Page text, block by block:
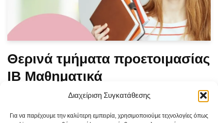
Διαχείριση Συγκατάθεσης
Για να παρέχουμε την καλύτερη εμπειρία, χρησιμοποιούμε τεχνολογίες όπως
Θερινά τμήματα προετοιμασίας
IB Μαθηματικά
Από Δευτέρα 17 Ιουνίου θα πραγματοποιηθούν μαθήματα